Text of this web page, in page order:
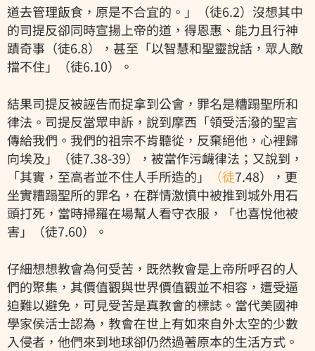
道去管理飯食，原是不合宜的。」（徒6.2）沒想其中
的司提反卻同時宣揚上帝的道，得恩惠、能力且行神
蹟奇事（徒6.8），甚至「以智慧和聖靈說話，眾人敵
擋不住」（徒6.10）。
結果司提反被誣告而捉拿到公會，罪名是糟蹋聖所和
律法。司提反當眾申訴，說到摩西「領受活潑的聖言
傳給我們。我們的祖宗不肯聽從，反棄絕他，心裡歸
向埃及」（徒7.38-39），被當作污衊律法；又說到，
「其實，至高者並不住人手所造的」
（徒7.48），更
坐實糟蹋聖所的罪名，在群情激憤中被推到城外用石
頭打死，當時掃羅在場幫人看守衣服，「也喜悅他被
害」（徒7.60）。
仔細想想教會為何受苦，既然教會是上帝所呼召的人
們的聚集，其價值觀與世界價值觀並不相容，遭受逼
迫難以避免，可見受苦是真教會的標誌。當代美國神
學家侯活士認為，教會在世上有如來自外太空的少數
入侵者，他們來到地球卻仍然過著原本的生活方式。